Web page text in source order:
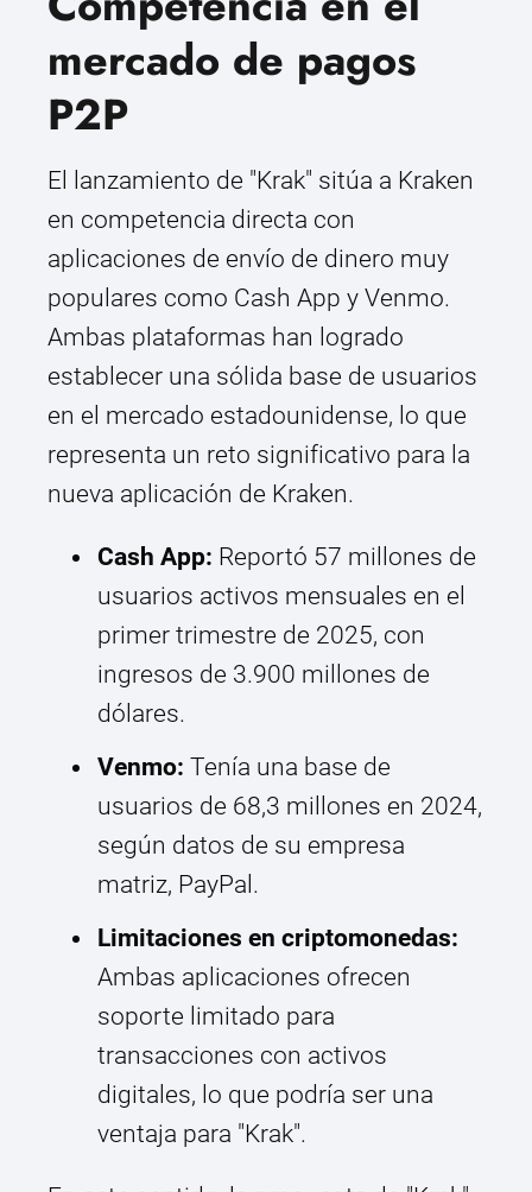
mercado de pagos
P2P
El lanzamiento de "Krak" sitúa a Kraken
en competencia directa con
aplicaciones de envío de dinero muy
populares como Cash App y Venmo.
Ambas plataformas han logrado
establecer una sólida base de usuarios
en el mercado estadounidense, lo que
representa un reto significativo para la
nueva aplicación de Kraken.
Cash App: Reportó 57 millones de
usuarios activos mensuales en el
primer trimestre de 2025, con
ingresos de 3.900 millones de
dólares.
Venmo: Tenía una base de
usuarios de 68,3 millones en 2024,
según datos de su empresa
matriz, PayPal.
Limitaciones en criptomonedas:
Ambas aplicaciones ofrecen
soporte limitado para
transacciones con activos
digitales, lo que podría ser una
ventaja para "Krak".